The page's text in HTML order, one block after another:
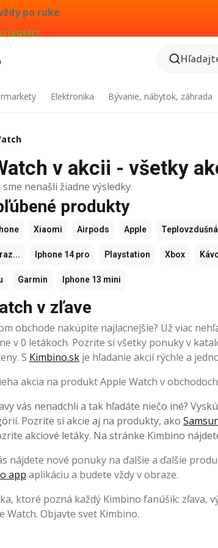
po ruke
Elektronika Bývanie, nábytok, záhrada
v akcii - všetky
nenašli žiadne výsledky.
produkty
Xiaomi Airpods Apple
Iphone 14 pro Playstation Xbox
Garmin Iphone 13 mini
v zľave
obchode nakúpite najlacnejšie? Už viac
v 0 letákoch. Pozrite si všetky ponuky v
S Kimbino.sk je hľadanie akcií rýchle a
akcia na produkt Apple Watch v
vás nenadchli a tak hľadáte niečo iné?
Pozrite si akcie aj na produkty, ako
akciové letáky. Na stránke Kimbino
nájdete nové ponuky na ďalšie a ďalšie
app aplikáciu a budete vždy v obraze.
ktoré pozná každý Kimbino fanúšik: zľava,
Watch. Objavte svet Kimbino.